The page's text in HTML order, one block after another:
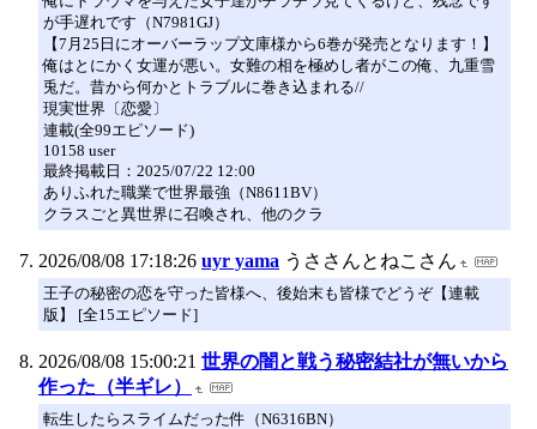
が手遅れです（N7981GJ）
【7月25日にオーバーラップ文庫様から6巻が発売となります！】
俺はとにかく女運が悪い。女難の相を極めし者がこの俺、九重雪
兎だ。昔から何かとトラブルに巻き込まれる//
現実世界〔恋愛〕
連載(全99エピソード)
10158 user
最終掲載日：2025/07/22 12:00
ありふれた職業で世界最強（N8611BV）
クラスごと異世界に召喚され、他のクラ
2026/08/08 17:18:26 uyr yama うささんとねこさん
王子の秘密の恋を守った皆様へ、後始末も皆様でどうぞ【連載
版】 [全15エピソード]
2026/08/08 15:00:21 世界の闇と戦う秘密結社が無いから
作った（半ギレ）
転生したらスライムだった件（N6316BN）